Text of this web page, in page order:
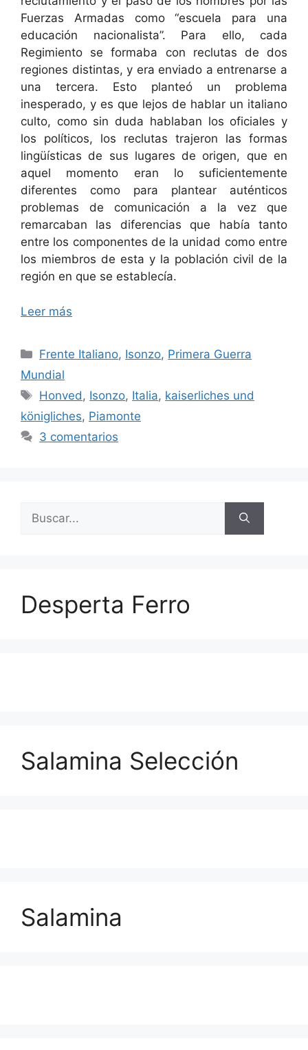
Fuerzas Armadas como “escuela para una
educación nacionalista”. Para ello, cada
Regimiento se formaba con reclutas de dos
regiones distintas, y era enviado a entrenarse a
una tercera. Esto planteó un problema
inesperado, y es que lejos de hablar un italiano
culto, como sin duda hablaban los oficiales y
los políticos, los reclutas trajeron las formas
lingüísticas de sus lugares de origen, que en
aquel momento eran lo suficientemente
diferentes como para plantear auténticos
problemas de comunicación a la vez que
remarcaban las diferencias que había tanto
entre los componentes de la unidad como entre
los miembros de esta y la población civil de la
región en que se establecía.
Leer más
Categorías
Frente Italiano, Isonzo, Primera Guerra
Mundial
Etiquetas
Honved , Isonzo, Italia, kaiserliches und
königliches, Piamonte
3 comentarios
Desperta Ferro
Salamina Selección
Salamina